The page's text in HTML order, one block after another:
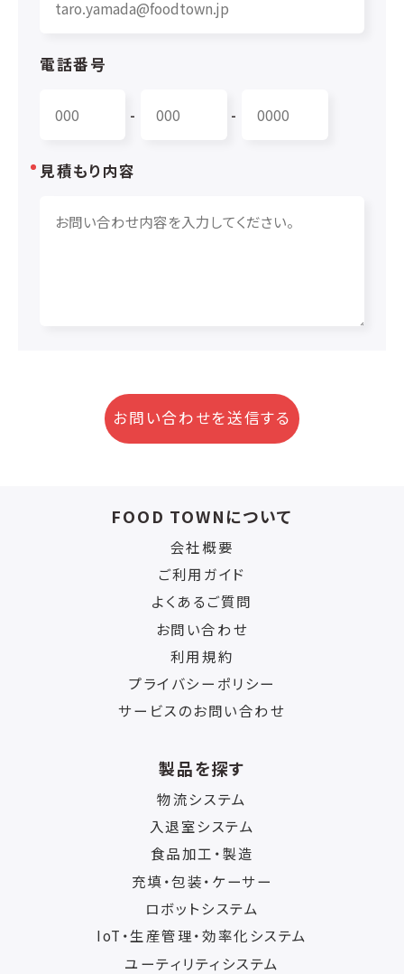
電話番号
- -
見積もり内容
お問い合わせを送信する
FOOD TOWNについて
会社概要
ご利用ガイド
よくあるご質問
お問い合わせ
利用規約
プライバシーポリシー
サービスのお問い合わせ
製品を探す
物流システム
入退室システム
食品加工・製造
充填・包装・ケーサー
ロボットシステム
IoT・生産管理・効率化システム
ユーティリティシステム